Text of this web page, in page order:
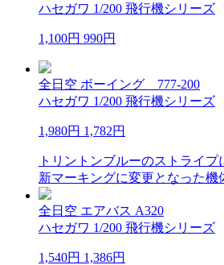
ハセガワ 1/200 飛行機シリーズ
1,100円 990円
全日空 ボーイング 777-200
ハセガワ 1/200 飛行機シリーズ
1,980円 1,782円
トリントンブルーのストライ
新マーキングに変更となった機
全日空 エアバス A320
ハセガワ 1/200 飛行機シリーズ
1,540円 1,386円